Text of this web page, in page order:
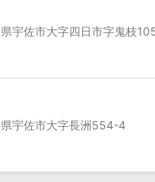
宇佐市大字四日市字鬼枝
宇佐市大字長洲554-4